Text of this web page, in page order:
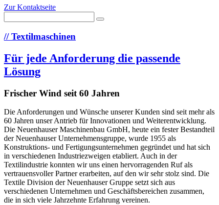
Zur Kontaktseite
//Textilmaschinen
Für jede Anforderung die passende
Lösung
Frischer Wind seit 60 Jahren
Die Anforderungen und Wünsche unserer Kunden sind seit mehr als
60 Jahren unser Antrieb für Innovationen und Weiterentwicklung.
Die Neuenhauser Maschinenbau GmbH, heute ein fester Bestandteil
der Neuenhauser Unternehmensgruppe, wurde 1955 als
Konstruktions- und Fertigungsunternehmen gegründet und hat sich
in verschiedenen Industriezweigen etabliert. Auch in der
Textilindustrie konnten wir uns einen hervorragenden Ruf als
vertrauensvoller Partner erarbeiten, auf den wir sehr stolz sind. Die
Textile Division der Neuenhauser Gruppe setzt sich aus
verschiedenen Unternehmen und Geschäftsbereichen zusammen,
die in sich viele Jahrzehnte Erfahrung vereinen.